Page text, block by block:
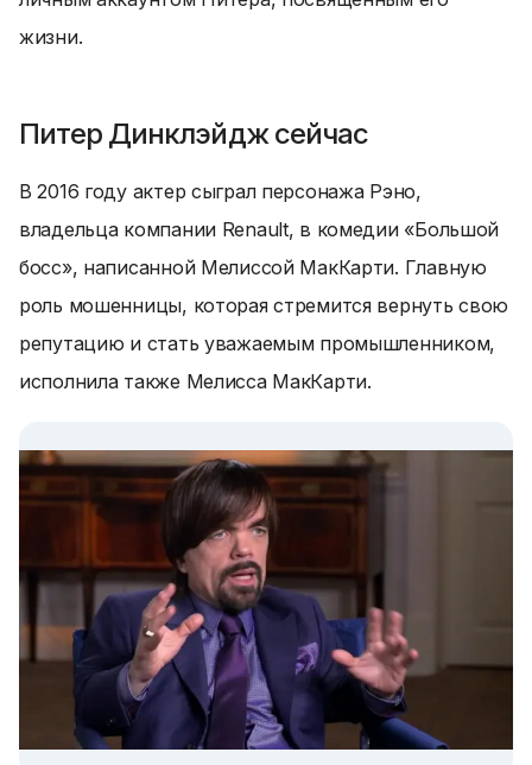
жизни.
Питер Динклэйдж сейчас
В 2016 году актер сыграл персонажа Рэно,
владельца компании Renault, в комедии «Большой
босс», написанной Мелиссой МакКарти. Главную
роль мошенницы, которая стремится вернуть свою
репутацию и стать уважаемым промышленником,
исполнила также Мелисса МакКарти.